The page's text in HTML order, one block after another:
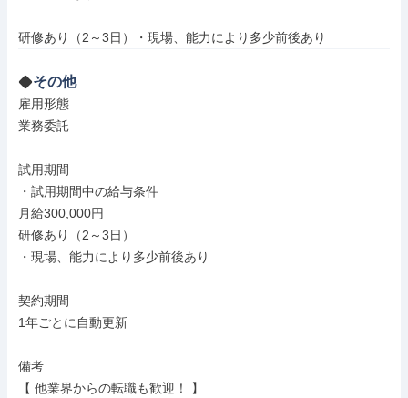
研修あり（2～3日）・現場、能力により多少前後あり
その他
雇用形態
業務委託
試用期間
・試用期間中の給与条件
月給300,000円
研修あり（2～3日）
・現場、能力により多少前後あり
契約期間
1年ごとに自動更新
備考
【 他業界からの転職も歓迎！ 】